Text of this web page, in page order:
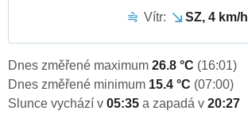
Vítr:
SZ, 4 km/h
Dnes změřené maximum 26.8 °C (16:01)
Dnes změřené minimum 15.4 °C (07:00)
Slunce vychází v 05:35 a zapadá v 20:27